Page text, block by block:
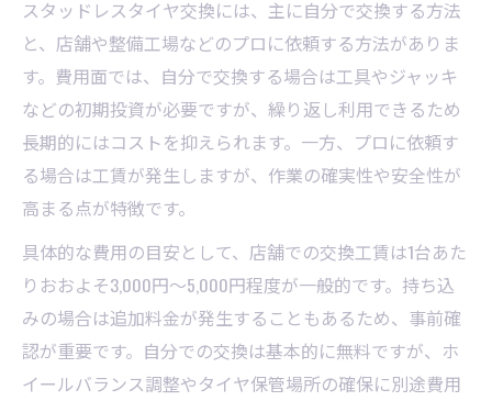
スタッドレスタイヤ交換には、主に自分で交換する方法
と、店舗や整備工場などのプロに依頼する方法がありま
す。費用面では、自分で交換する場合は工具やジャッキ
などの初期投資が必要ですが、繰り返し利用できるため
長期的にはコストを抑えられます。一方、プロに依頼す
る場合は工賃が発生しますが、作業の確実性や安全性が
高まる点が特徴です。
具体的な費用の目安として、店舗での交換工賃は1台あた
りおおよそ3,000円〜5,000円程度が一般的です。持ち込
みの場合は追加料金が発生することもあるため、事前確
認が重要です。自分での交換は基本的に無料ですが、ホ
イールバランス調整やタイヤ保管場所の確保に別途費用